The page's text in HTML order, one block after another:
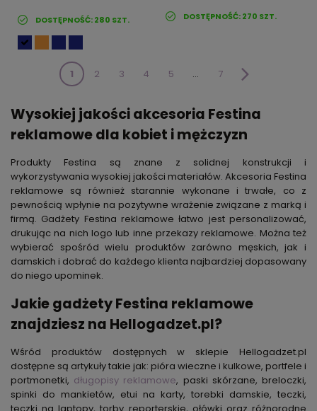
DOSTĘPNOŚĆ:280 SZT. DOSTĘPNOŚĆ:270 SZT.
1 2 3 4 5 ... 7
Wysokiej jakości akcesoria Festina
reklamowe dla kobiet i mężczyzn
Produkty Festina są znane z solidnej konstrukcji i
wykorzystywania wysokiej jakości materiałów. Akcesoria Festina
reklamowe są również starannie wykonane i trwałe, co z
pewnością wpłynie na pozytywne wrażenie związane z marką i
firmą. Gadżety Festina reklamowe łatwo jest personalizować,
drukując na nich logo lub inne przekazy reklamowe. Można też
wybierać spośród wielu produktów zarówno męskich, jak i
damskich i dobrać do każdego klienta najbardziej dopasowany
do niego upominek.
Jakie gadżety Festina reklamowe
znajdziesz na Hellogadzet.pl?
Wśród produktów dostępnych w sklepie Hellogadzet.pl
dostępne są artykuły takie jak: pióra wieczne i kulkowe, portfele i
portmonetki, długopisy reklamowe, paski skórzane, breloczki,
spinki do mankietów, etui na karty, torebki damskie, teczki,